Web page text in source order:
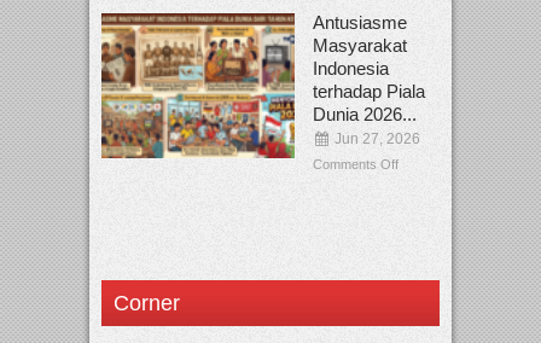
Antusiasme
Masyarakat
Indonesia
terhadap Piala
Dunia 2026...
Jun 27, 2026
Comments Off
Corner